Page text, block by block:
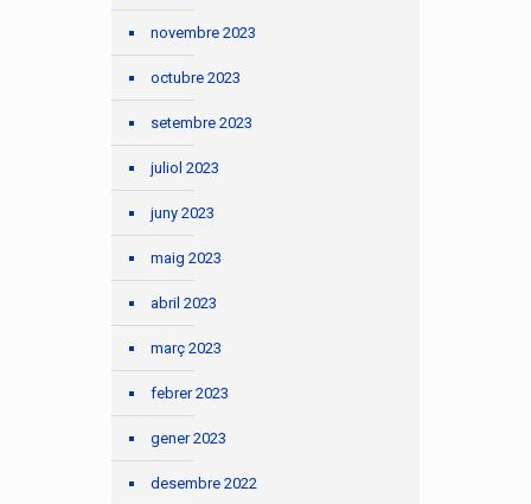
novembre 2023
octubre 2023
setembre 2023
juliol 2023
juny 2023
maig 2023
abril 2023
març 2023
febrer 2023
gener 2023
desembre 2022